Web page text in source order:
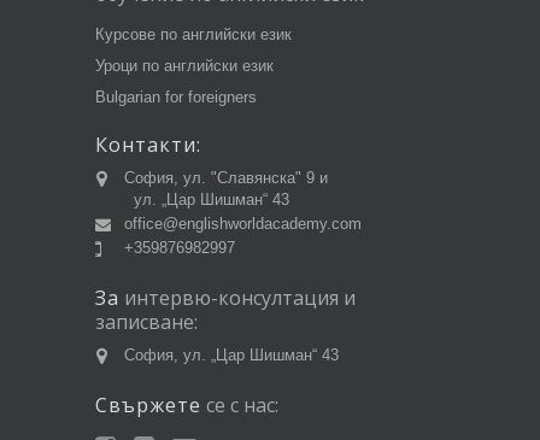
Курсове по английски език
Уроци по английски език
Bulgarian for foreigners
Контакти:
София, ул. "Славянска" 9 и
ул. „Цар Шишман“ 43
office@englishworldacademy.com
+359876982997
За интервю-консултация и
записване:
София, ул. „Цар Шишман“ 43
Свържете се с нас: